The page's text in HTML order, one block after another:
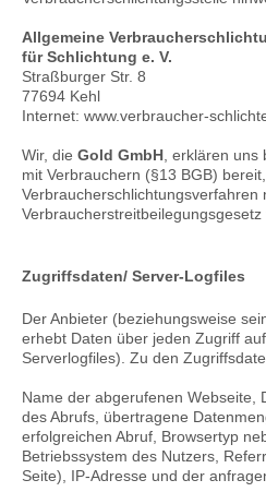
Allgemeine
für Schlichtung e. V.
Straßburger Str. 8
77694 Kehl
Internet: www.verbraucher-
Wir, die Gold GmbH , erklären
mit Verbrauchern (§13 BGB)
Verbraucherschlichtungsverfahren
Verbraucherstreitbeilegungsgesetz
Zugriffsdaten/ Server-Logfiles
Der Anbieter (beziehungsweise
erhebt Daten über jeden Zugriff
Serverlogfiles). Zu den
Name der abgerufenen Webseite,
des Abrufs, übertragene
erfolgreichen Abruf, Browsertyp
Betriebssystem des Nutzers,
Seite), IP-Adresse und der